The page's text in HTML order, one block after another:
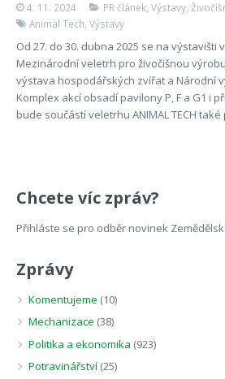
4. 11. 2024 PR článek, Výstavy,
Animal Tech,Výstavy
Od 27. do 30. dubna 2025 se na výstavišti
Mezinárodní veletrh pro živočišnou výrobu
výstava hospodářských zvířat a Národní
Komplex akcí obsadí pavilony P, F a G1 i
bude součástí veletrhu ANIMAL TECH
Chcete víc zpráv?
Přihláste se pro odběr novinek
Zprávy
Komentujeme (10)
Mechanizace (38)
Politika a ekonomika (923)
Potravinářství (25)